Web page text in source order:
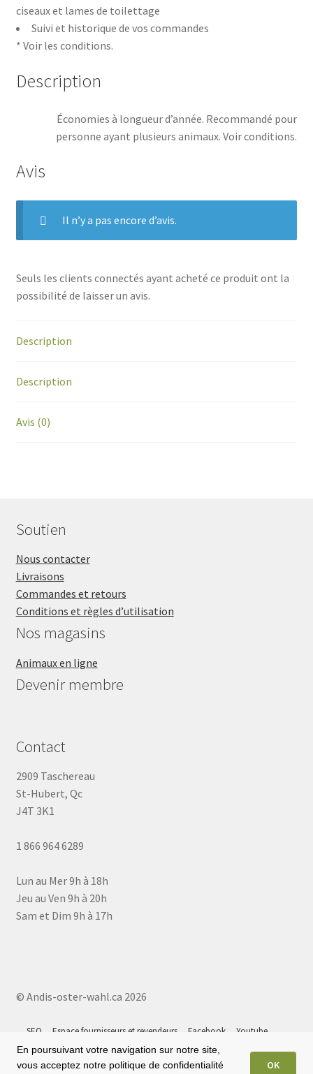
ciseaux et lames de toilettage
Suivi et historique de vos commandes
* Voir les conditions.
Description
Économies à longueur d’année. Recommandé pour
personne ayant plusieurs animaux. Voir conditions.
Avis
Il n’y a pas encore d’avis.
Seuls les clients connectés ayant acheté ce produit ont la
possibilité de laisser un avis.
Description
Description
Avis (0)
Soutien
Nous contacter
Livraisons
Commandes et retours
Conditions et règles d’utilisation
Nos magasins
Animaux en ligne
Devenir membre
Contact
2909 Taschereau
St-Hubert, Qc
J4T 3K1
1 866 964 6289
Lun au Mer 9h à 18h
Jeu au Ven 9h à 20h
Sam et Dim 9h à 17h
© Andis-oster-wahl.ca 2026
SEO Espace fournisseurs et revendeurs Facebook
Youtube
Instagram
Tiktok Google 5⭐ Plan du site
En poursuivant votre navigation sur notre site,
vous acceptez notre politique de confidentialité
OK